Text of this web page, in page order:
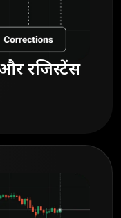
रजिस्टेंस